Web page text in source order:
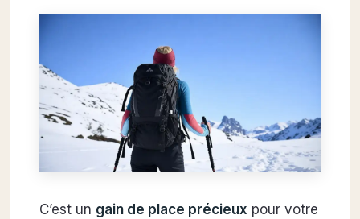
C’est un gain de place précieux pour votre